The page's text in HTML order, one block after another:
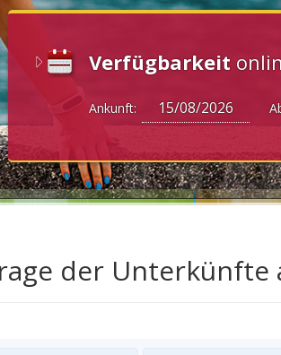
Verfügbarkeit
Ankunft:
der Unterkünfte